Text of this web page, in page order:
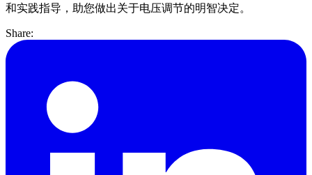
和实践指导，助您做出关于电压调节的明智决定。
Share: